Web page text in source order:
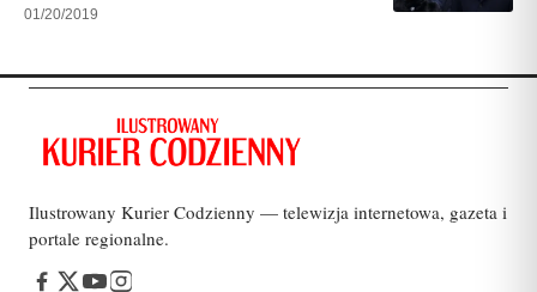
01/20/2019
Ilustrowany Kurier Codzienny — telewizja internetowa, gazeta i
portale regionalne.